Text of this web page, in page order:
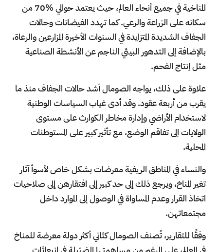
المناخية في جميع أنحاء العالم، حيث يعتمد حوالي %70 من
سكانه على الزراعة والرعي. كما تهدد الفيضانات وحالات
الجفاف الشديدة المتزايدة في السنوات الأخيرة المزارعين والرعاة،
بالإضافة إلى التدهور البيئي الناجم عن الأنشطة الصناعية
مثل إنتاج الفحم.
علاوة على ذلك، يواجه الصومال أشد حالات الجفاف منذ ما
يقرب من أربعة عقود. وقد أدى غياب السياسات الوطنية
لاستخدام الأراضي وإدارة مخاطر الكوارث على مستوى
الولايات إلى تفاقم الوضع، مع تأثير كبير على المستوطنات
المحلية.
والنساء في المناطق الريفية معرضات بشكل خاص لأسوأ آثار
تغير المناخ، ويرجع ذلك إلى حد كبير إلى افتقارهن إلى صلاحيات
اتخاذ القرار وعدم المساواة في الوصول إلى الموارد داخل
مجتمعاتهن.
وفقًا للتقارير، تُصنف الصومال كثاني أكثر دولة معرضة للمناخ